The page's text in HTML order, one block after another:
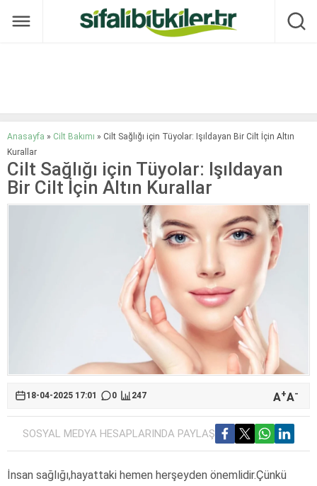
Anasayfa » Cilt Bakımı » Cilt Sağlığı için Tüyolar: Işıldayan Bir Cilt İçin Altın
Kurallar
Cilt Sağlığı için Tüyolar: Işıldayan
Bir Cilt İçin Altın Kurallar
18-04-2025 17:01 0 247 A+A-
SOSYAL MEDYA HESAPLARINDA PAYLAŞ
İnsan sağlığı,hayattaki hemen herşeyden önemlidir.Çünkü